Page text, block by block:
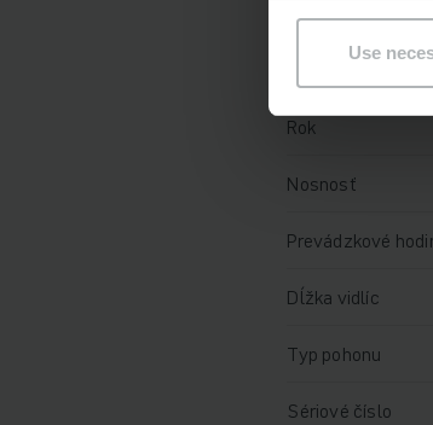
Use
Nabíjač
Rok
Nosnosť
Prevádzkové
Dĺžka vidlíc
Typ pohonu
Sériové číslo